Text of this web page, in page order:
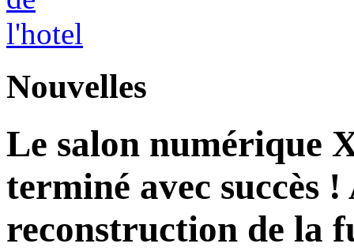
Nouvelles
Le salon numérique
terminé avec succès
reconstruction de la